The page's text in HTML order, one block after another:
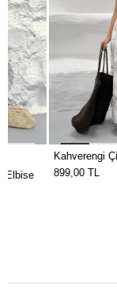
Kahverengi Çiçek
899,00 TL